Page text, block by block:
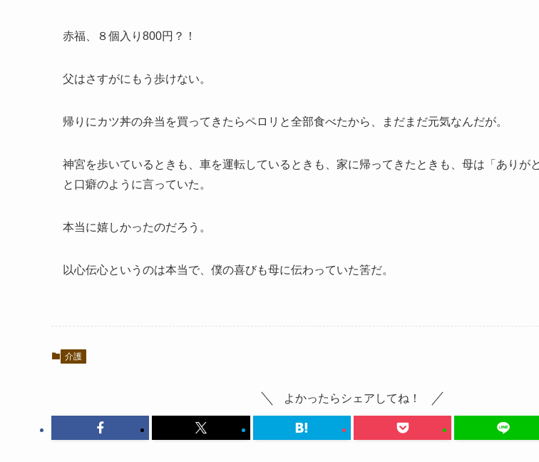
赤福、８個入り800円？！
父はさすがにもう歩けない。
帰りにカツ丼の弁当を買ってきたらペロリと全部食べたから、まだまだ元気なんだが。
神宮を歩いているときも、車を運転しているときも、家に帰ってきたときも、母は「ありが
と口癖のように言っていた。
本当に嬉しかったのだろう。
以心伝心というのは本当で、僕の喜びも母に伝わっていた筈だ。
介護
よかったらシェアしてね！